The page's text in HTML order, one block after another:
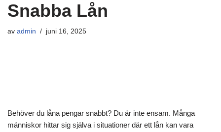
Snabba Lån
av admin juni 16, 2025
Behöver du låna pengar snabbt? Du är inte ensam. Många
människor hittar sig själva i situationer där ett lån kan vara